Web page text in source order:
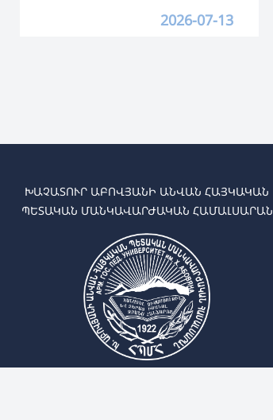
2026-07-13
ԽԱՉԱՏՈՒՐ ԱԲՈՎՅԱՆԻ ԱՆՎԱՆ ՀԱՅԿԱԿԱՆ
ՊԵՏԱԿԱՆ ՄԱՆԿԱՎԱՐԺԱԿԱՆ ՀԱՄԱԼՍԱՐԱՆ